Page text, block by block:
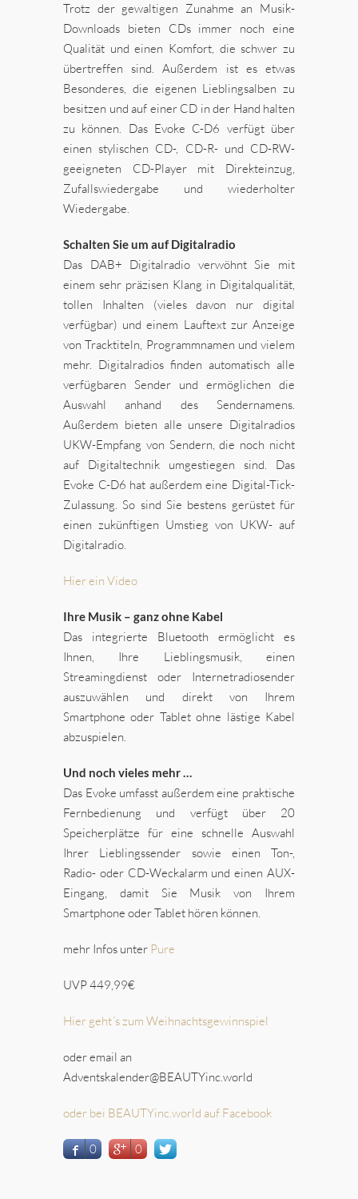
Trotz der gewaltigen Zunahme an Musik-
Downloads bieten CDs immer noch eine
Qualität und einen Komfort, die schwer zu
übertreffen sind. Außerdem ist es etwas
Besonderes, die eigenen Lieblingsalben zu
besitzen und auf einer CD in der Hand halten
zu können. Das Evoke C-D6 verfügt über
einen stylischen CD-, CD-R- und CD-RW-
geeigneten CD-Player mit Direkteinzug,
Zufallswiedergabe und wiederholter
Wiedergabe.
Schalten Sie um auf Digitalradio
Das DAB+ Digitalradio verwöhnt Sie mit
einem sehr präzisen Klang in Digitalqualität,
tollen Inhalten (vieles davon nur digital
verfügbar) und einem Lauftext zur Anzeige
von Tracktiteln, Programmnamen und vielem
mehr. Digitalradios finden automatisch alle
verfügbaren Sender und ermöglichen die
Auswahl anhand des Sendernamens.
Außerdem bieten alle unsere Digitalradios
UKW-Empfang von Sendern, die noch nicht
auf Digitaltechnik umgestiegen sind. Das
Evoke C-D6 hat außerdem eine Digital-Tick-
Zulassung. So sind Sie bestens gerüstet für
einen zukünftigen Umstieg von UKW- auf
Digitalradio.
Hier ein Video
Ihre Musik – ganz ohne Kabel
Das integrierte Bluetooth ermöglicht es
Ihnen, Ihre Lieblingsmusik, einen
Streamingdienst oder Internetradiosender
auszuwählen und direkt von Ihrem
Smartphone oder Tablet ohne lästige Kabel
abzuspielen.
Und noch vieles mehr …
Das Evoke umfasst außerdem eine praktische
Fernbedienung und verfügt über 20
Speicherplätze für eine schnelle Auswahl
Ihrer Lieblingssender sowie einen Ton-,
Radio- oder CD-Weckalarm und einen AUX-
Eingang, damit Sie Musik von Ihrem
Smartphone oder Tablet hören können.
mehr Infos unter Pure
UVP 449,99€
Hier geht´s zum Weihnachtsgewinnspiel
oder email an
Adventskalender@BEAUTYinc.world
oder bei BEAUTYinc.world auf Facebook
0 0